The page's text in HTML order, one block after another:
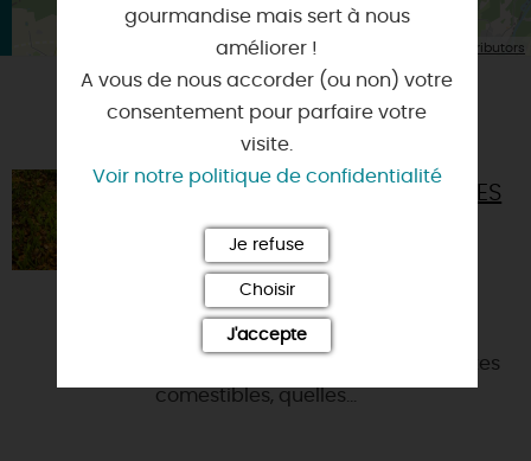
Leaflet| Map data © OpenStreetMap contributors
VOUS AIMEREZ AUSSI
DEVENEZ CUEILLEUR DE PLANTES
45340 - NIBELLE
Vous aimeriez connaître toutes les
plantes qui vous entourent ? Vous
voulez savoir quelles sont les plantes
comestibles, quelles...
gourmandise mais sert à nous
améliorer !
A vous de nous accorder (ou non) votre
consentement pour parfaire votre
visite.
Voir notre politique de confidentialité
Je refuse
Choisir
J'accepte